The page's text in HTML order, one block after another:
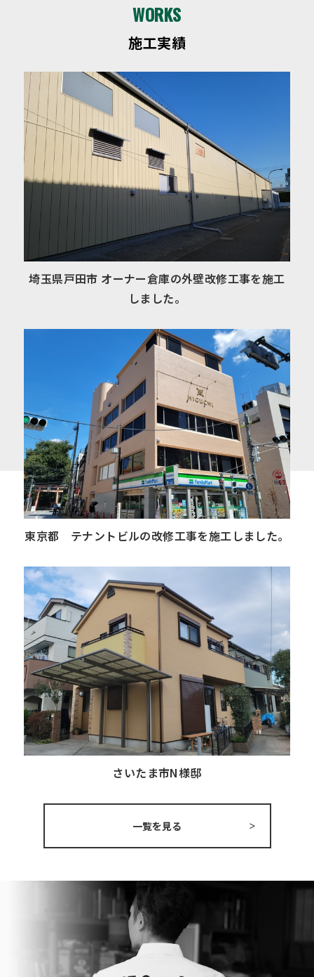
WORKS
施工実績
埼玉県戸田市 オーナー倉庫の外壁改修工事を施工
しました。
東京都 テナントビルの改修工事を施工しました。
さいたま市N様邸
一覧を見る